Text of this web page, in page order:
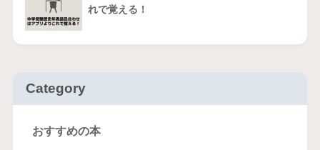
れで覚える！
Category
おすすめの本